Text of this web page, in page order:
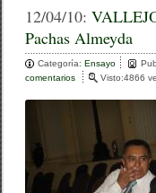
c
e
b
o
k
tt
er p
12/04/10:
Pachas Almeyda
Categoría:Ensayo
comentarios
E
Visto:4866